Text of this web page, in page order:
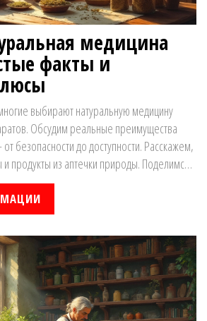
медицина
факты и
выбирают натуральную медицину
Обсудим реальные преимущества
безопасности до доступности. Расскажем,
и продукты из аптечки природы. Поделимся
с выбором средств и не навредить себе.
и рабочих рекомендаций без пафоса и